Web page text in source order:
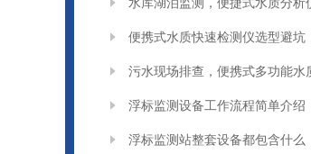
浮标监测设备工作流程简单介绍
浮标监测站整套设备都包含什么